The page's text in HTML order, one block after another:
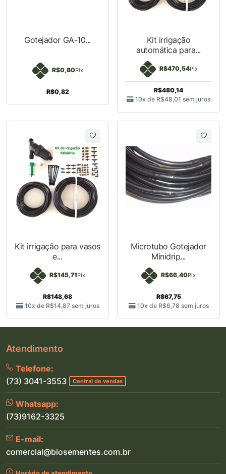
Gotejador GA-10...
R$0,80Pix
R$0,82
Kit irrigação
automática para...
R$470,54Pix
R$480,14
10x de R$48,01sem
Kit irrigação para
R$148,68
Microtubo Gotejador
Minidrip...
R$67,75
Atendimento
Telefone:
(73) 3041-3553
Whatsapp:
(73)9162-3325
E-mail:
comercial@biosementes.com.br